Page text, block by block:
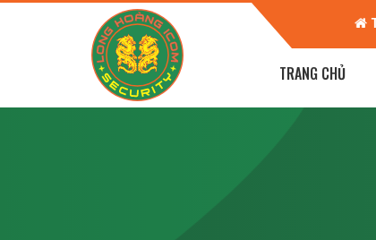
P Lê Mao, TP Vinh, Nghệ An
TRANG CHỦ